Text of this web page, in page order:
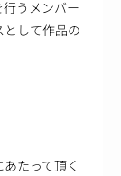
うメンバー
として作品の
たって頂く